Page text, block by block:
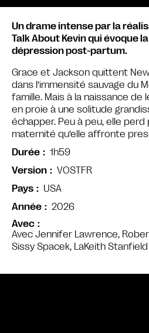
Avec
Avec Jennifer Lawrence,
Sissy Spacek, LaKeith Stanfield
Un drame intense par la
Talk About Kevin qui évoque
dépression post-partum.
Grace et Jackson quittent
dans l’immensité sauvage du
famille. Mais à la naissance de
en proie à une solitude
échapper. Peu à peu, elle
maternité qu’elle affronte
Durée
1h59
Version
VOSTFR
Pays
USA
Année
2026